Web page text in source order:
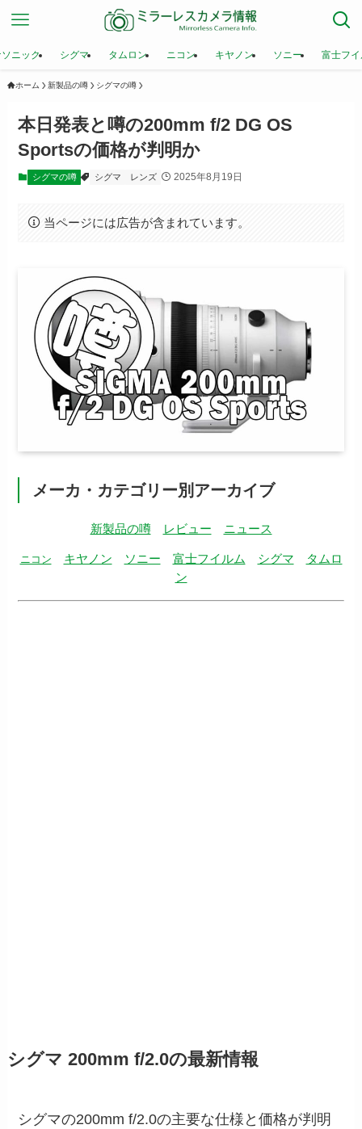
ニック シグマ タムロン ニコン キヤノン ソニー 富士フ
ホーム 新製品の噂 シグマの噂
本日発表と噂の200mm f/2 DG OS
Sportsの価格が判明か
シグマの噂 シグマ レンズ 2025年8月19日
当ページには広告が含まれています。
メーカ・カテゴリー別アーカイブ
新製品の噂 レビュー ニュース
ニコン キヤノン ソニー 富士フイルム シグマ
タムロ
ン
シグマ 200mm f/2.0の最新情報
シグマの200mm f/2.0の主要な仕様と価格が判明